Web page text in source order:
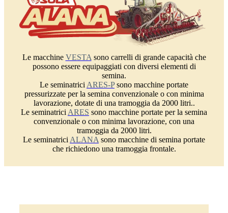
Le macchine VESTAsono carrelli di grande capacità che
possono essere equipaggiati con diversi elementi di
semina.
Le seminatriciARES-Psono macchine portate
pressurizzate per la semina convenzionale o con minima
lavorazione, dotate di una tramoggia da 2000 litri..
Le seminatriciARES sono macchine portate per la semina
convenzionale o con minima lavorazione, con una
tramoggia da 2000 litri.
Le seminatriciALANAsono macchine di semina portate
che richiedono una tramoggia frontale.